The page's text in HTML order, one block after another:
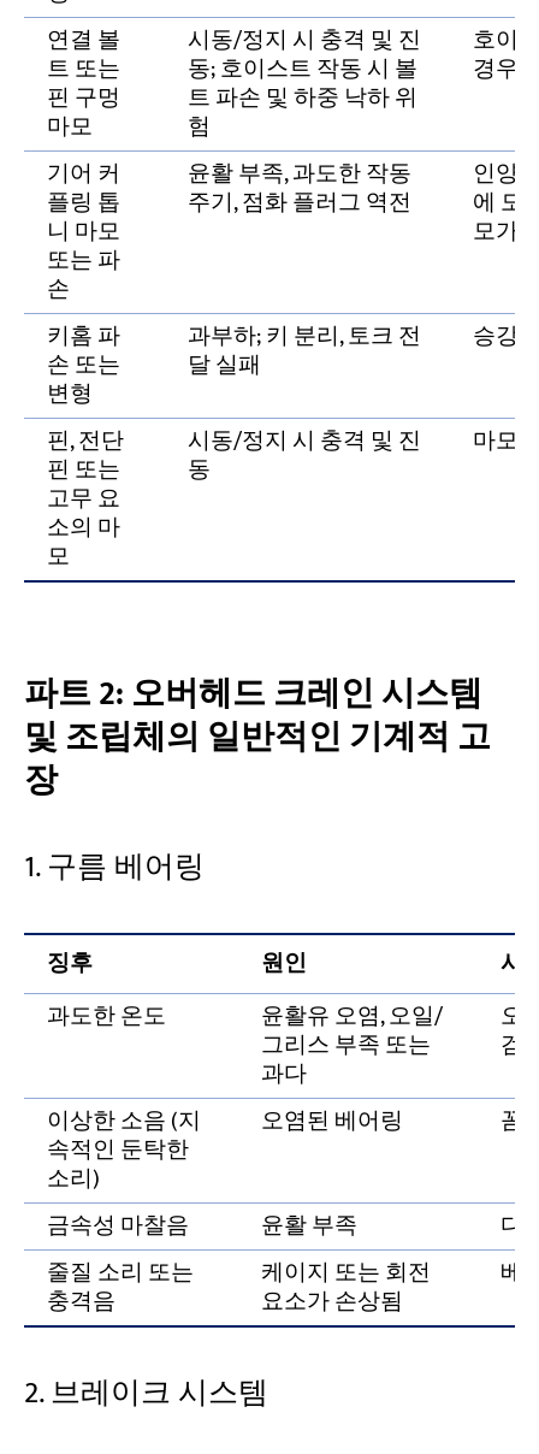
연결 볼
트 또는
핀 구멍
마모
시동/정지 시 충격 및 진
동; 호이스트 작동 시 볼
트 파손 및 하중 낙하 위
험
호이
경우
기어 커
플링 톱
니 마모
또는 파
손
윤활 부족, 과도한 작동
주기, 점화 플러그 역전
인양
에 도
모가
키홈 파
손 또는
변형
과부하; 키 분리, 토크 전
달 실패
승강
핀, 전단
핀 또는
고무 요
소의 마
모
시동/정지 시 충격 및 진
동
마모
파트 2: 오버헤드 크레인 시스템
및 조립체의 일반적인 기계적 고
장
1. 구름 베어링
징후 원인
시
과도한 온도
윤활유 오염, 오일/
그리스 부족 또는
과다
오
검
이상한 소음 (지
속적인 둔탁한
소리)
오염된 베어링 꼼
금속성 마찰음 윤활 부족
다
줄질 소리 또는
충격음
케이지 또는 회전
요소가 손상됨
베
2. 브레이크 시스템